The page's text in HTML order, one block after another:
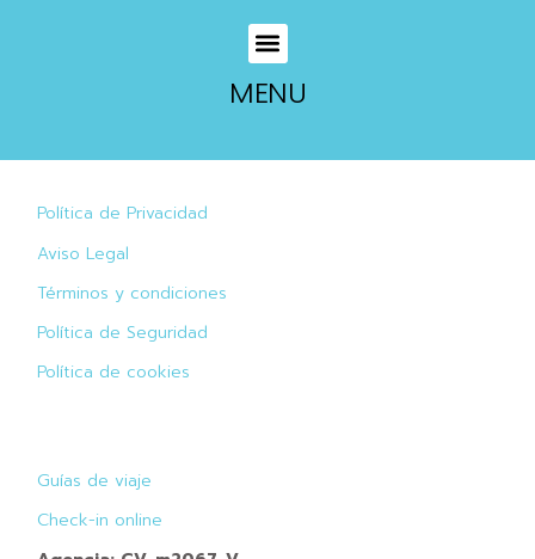
MENU
Política de Privacidad
Aviso Legal
Términos y condiciones
Política de Seguridad
Política de cookies
Guías de viaje
Check-in online